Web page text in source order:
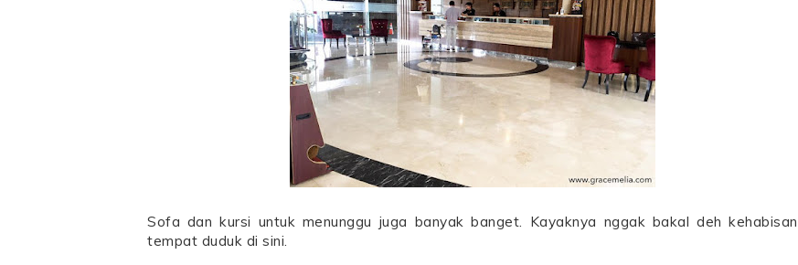
Sofa dan kursi untuk menunggu juga banyak banget. Kayaknya nggak bakal deh kehabisan
tempat duduk di sini.